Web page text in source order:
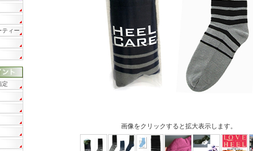
画像をクリックすると拡大表示します。
ティー
定